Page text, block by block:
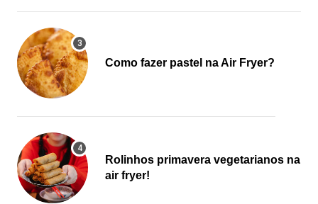
Como fazer pastel na Air Fryer?
Rolinhos primavera vegetarianos na
air fryer!